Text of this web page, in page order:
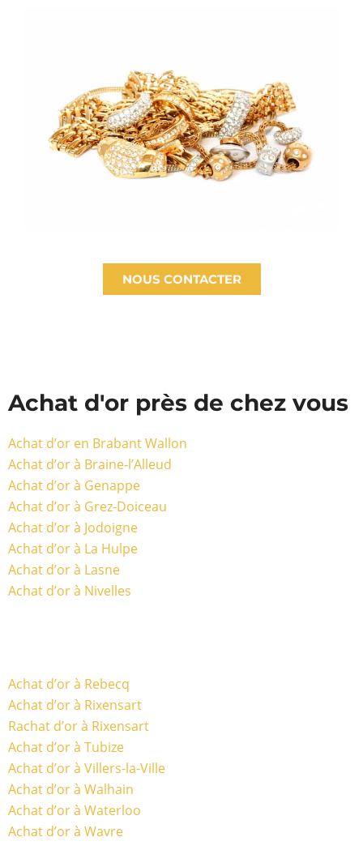
NOUS CONTACTER
Achat d'or près de chez vous
Achat d’or en Brabant Wallon
Achat d’or à Braine-l’Alleud
Achat d’or à Genappe
Achat d’or à Grez-Doiceau
Achat d’or à Jodoigne
Achat d’or à La Hulpe
Achat d’or à Lasne
Achat d’or à Nivelles
Achat d’or à Rebecq
Achat d’or à Rixensart
Rachat d’or à Rixensart
Achat d’or à Tubize
Achat d’or à Villers-la-Ville
Achat d’or à Walhain
Achat d’or à Waterloo
Achat d’or à Wavre